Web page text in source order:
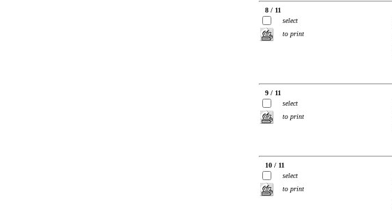
8 / 11
select
to print
9 / 11
select
to print
10 / 11
select
to print